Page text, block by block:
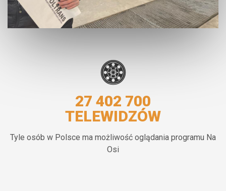
27 402 700
TELEWIDZÓW
Tyle osób w Polsce ma możliwość oglądania programu Na
Osi